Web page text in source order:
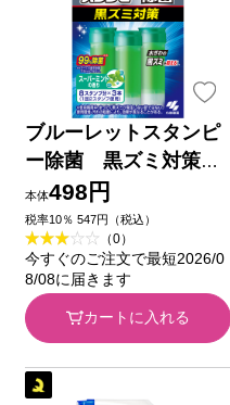
ブルーレットスタンピ
ー除菌 黒ズミ対策つ
け替用 スーパーミン
トの香り ８４ｇ 小林
製薬
本体498円
税率10％ 547円（税込）
（0）
今すぐのご注文で最短2026/0
8/08に届きます
カートに入れる